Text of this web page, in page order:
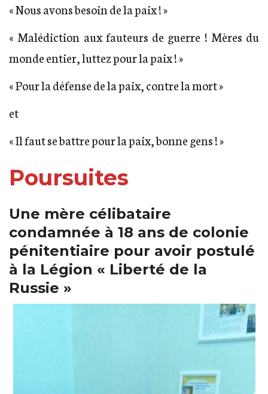
« Nous avons besoin de la paix ! »
« Malédiction aux fauteurs de guerre ! Mères du
monde entier, luttez pour la paix ! »
« Pour la défense de la paix, contre la mort »
et
« Il faut se battre pour la paix, bonne gens ! »
Poursuites
Une mère célibataire
condamnée à 18 ans de colonie
pénitentiaire pour avoir postulé
à la Légion « Liberté de la
Russie »